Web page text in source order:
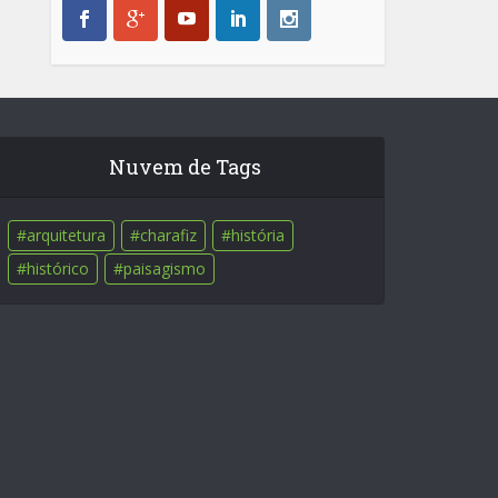
Nuvem de Tags
arquitetura charafiz
história
histórico
paisagismo